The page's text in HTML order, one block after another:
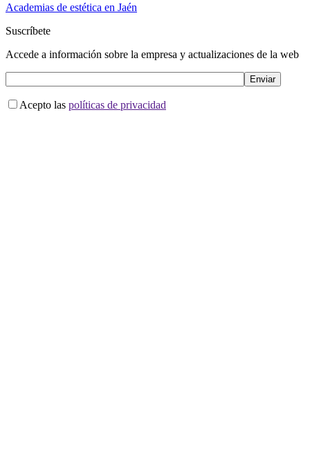
Academias de estética en Jaén
Suscríbete
Accede a información sobre la empresa y actualizaciones de la web
Acepto las políticas de privacidad